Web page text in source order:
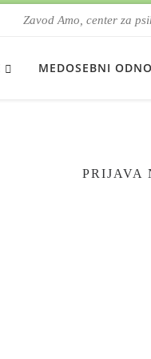
Zavod Amo, center za
MEDOSEBNI
PRIJAVA